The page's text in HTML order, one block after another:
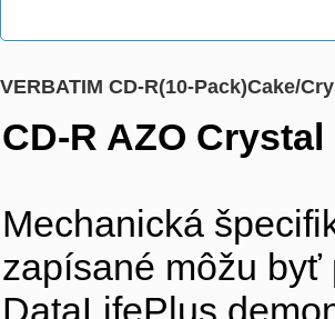
VERBATIM CD-R(10-Pack)Cake/
CD-R AZO Crystal
Mechanická
zapísané môžu byť
DataLifePlus